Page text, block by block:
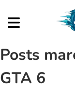
Posts
GTA 6